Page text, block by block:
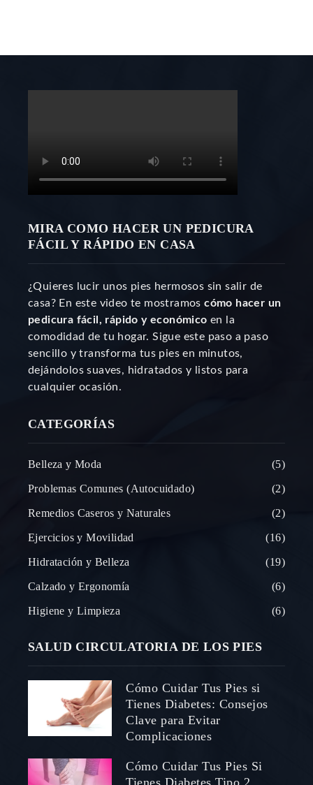
MIRA COMO HACER UN PEDICURA
FÁCIL Y RÁPIDO EN CASA
¿Quieres lucir unos pies hermosos sin salir de
casa? En este video te mostramoscómo hacer un
pedicura fácil, rápido y económico en la
comodidad de tu hogar. Sigue este paso a paso
sencillo y transforma tus pies en minutos,
dejándolos suaves, hidratados y listos para
cualquier ocasión.
CATEGORÍAS
Belleza y Moda 5
Problemas Comunes (Autocuidado) 2
Remedios Caseros y Naturales 2
Ejercicios y Movilidad 16
Hidratación y Belleza 19
Calzado y Ergonomía 6
Higiene y Limpieza 6
SALUD CIRCULATORIA DE LOS PIES
Cómo Cuidar Tus Pies si
Tienes Diabetes: Consejos
Clave para Evitar
Complicaciones
Cómo Cuidar Tus Pies Si